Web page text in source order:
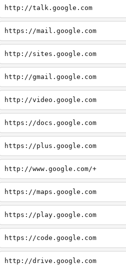
http://talk.google.com
https://mail.google.com
http://sites.google.com
http://gmail.google.com
http://video.google.com
https://docs.google.com
https://plus.google.com
http://www.google.com/+
https://maps.google.com
https://play.google.com
https://code.google.com
http://drive.google.com